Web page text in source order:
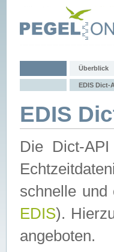
Überblick
EDIS Dict-
EDIS
Die Dict-
schnelle und
EDIS).
angeboten.